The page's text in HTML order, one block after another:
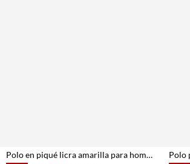
Polo en piqué licra amarilla para hombre